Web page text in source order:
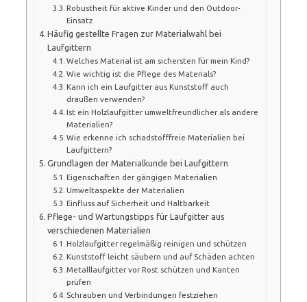
Robustheit für aktive Kinder und den Outdoor-
Einsatz
Häufig gestellte Fragen zur Materialwahl bei
Laufgittern
Welches Material ist am sichersten für mein Kind?
Wie wichtig ist die Pflege des Materials?
Kann ich ein Laufgitter aus Kunststoff auch
draußen verwenden?
Ist ein Holzlaufgitter umweltfreundlicher als andere
Materialien?
Wie erkenne ich schadstofffreie Materialien bei
Laufgittern?
Grundlagen der Materialkunde bei Laufgittern
Eigenschaften der gängigen Materialien
Umweltaspekte der Materialien
Einfluss auf Sicherheit und Haltbarkeit
Pflege- und Wartungstipps für Laufgitter aus
verschiedenen Materialien
Holzlaufgitter regelmäßig reinigen und schützen
Kunststoff leicht säubern und auf Schäden achten
Metalllaufgitter vor Rost schützen und Kanten
prüfen
Schrauben und Verbindungen festziehen